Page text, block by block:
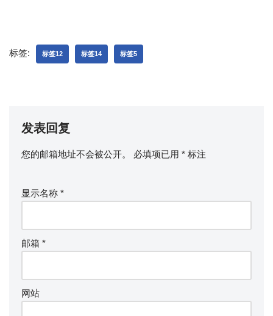
标签: 标签12 标签14 标签5
发表回复
您的邮箱地址不会被公开。 必填项已用 * 标注
显示名称 *
邮箱 *
网站